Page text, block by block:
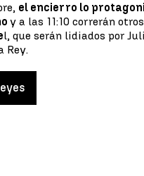
el encierro lo
y a las 11:10 correrán
l, que serán lidiados por
Rey.